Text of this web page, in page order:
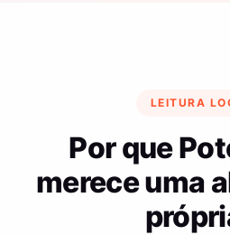
LEITURA
Por que
merece uma